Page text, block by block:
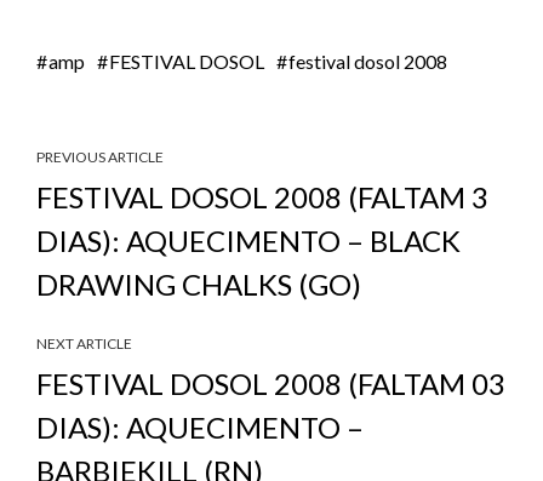
amp FESTIVAL DOSOL festival dosol 2008
PREVIOUS ARTICLE
FESTIVAL DOSOL 2008 (FALTAM 3
DIAS): AQUECIMENTO – BLACK
DRAWING CHALKS (GO)
NEXT ARTICLE
FESTIVAL DOSOL 2008 (FALTAM 03
DIAS): AQUECIMENTO –
BARBIEKILL (RN)